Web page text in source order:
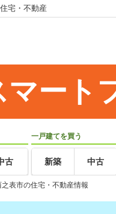
宅・不動産
マート
古
一戸建てを買う
新築 中古
之表市の住宅・不動産情報